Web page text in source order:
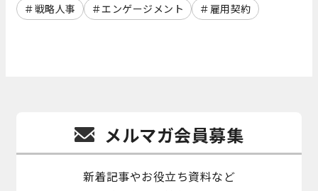
戦略人事
エンゲージメント 雇用契約
メルマガ会員募集
新着記事やお役立ち資料など